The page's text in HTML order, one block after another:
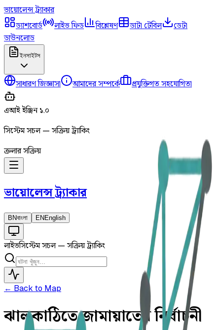
ভায়োলেন্সট্র্যাকার
ড্যাশবোর্ড
লাইভ ফিড বিশ্লেষণ ডাটা টেবিল
ডেটা
ডাউনলোড
ইনসাইটস
সাধারণ জিজ্ঞাসা আমাদের সম্পর্কে প্রযুক্তিগত সহযোগিতা
এআই ইঞ্জিন ১.০
সিস্টেম সচল — সক্রিয় ট্র্যাকিং
ক্রলার সক্রিয়
ভায়োলেন্সট্র্যাকার
BNবাংলা EN English
লাইভসিস্টেম সচল — সক্রিয় ট্র্যাকিং
← Back to Map
ঝালকাঠিতে জামায়াতের নির্বাচনী